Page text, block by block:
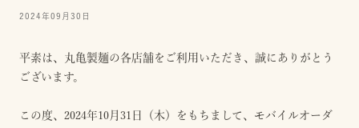
2024年09月30日
平素は、丸亀製麺の各店舗をご利用いただき、誠にありがとう
ございます。
この度、2024年10月31日（木）をもちまして、モバイルオーダ